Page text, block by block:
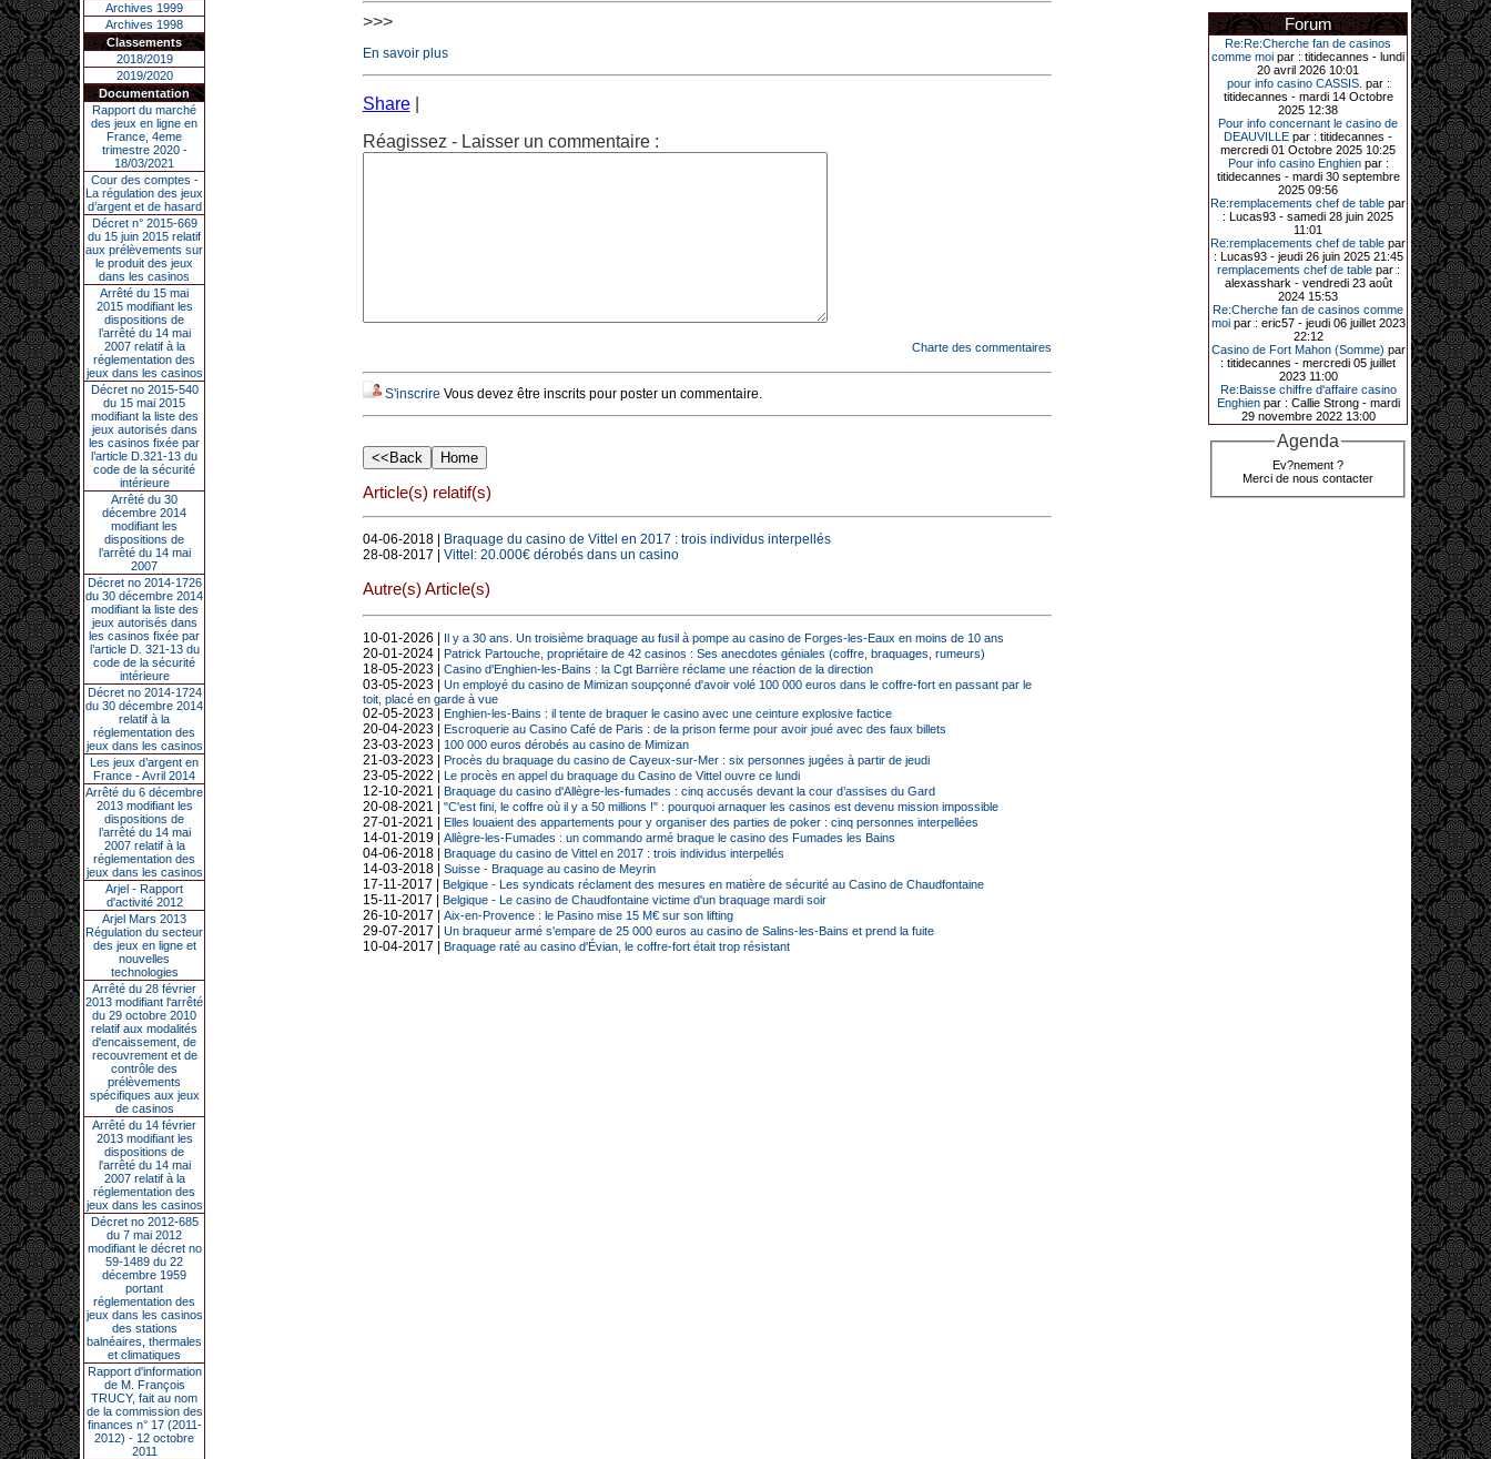
Archives 1999
Archives 1998
Classements
2018/2019
2019/2020
Documentation
Rapport du marché
des jeux en ligne en
France, 4eme
trimestre 2020 -
18/03/2021
Cour des comptes -
La régulation des jeux
d’argent et de hasard
Décret n° 2015-669
du 15 juin 2015 relatif
aux prélèvements sur
le produit des jeux
dans les casinos
Arrêté du 15 mai
2015 modifiant les
dispositions de
l’arrêté du 14 mai
2007 relatif à la
réglementation des
jeux dans les casinos
Décret no 2015-540
du 15 mai 2015
modifiant la liste des
jeux autorisés dans
les casinos fixée par
l’article D.321-13 du
code de la sécurité
intérieure
Arrêté du 30
décembre 2014
modifiant les
dispositions de
l’arrêté du 14 mai
2007
Décret no 2014-1726
du 30 décembre 2014
modifiant la liste des
jeux autorisés dans
les casinos fixée par
l’article D. 321-13 du
code de la sécurité
intérieure
Décret no 2014-1724
du 30 décembre 2014
relatif à la
réglementation des
jeux dans les casinos
Les jeux d’argent en
France - Avril 2014
Arrêté du 6 décembre
2013 modifiant les
dispositions de
l’arrêté du 14 mai
2007 relatif à la
réglementation des
jeux dans les casinos
Arjel - Rapport
d'activité 2012
Arjel Mars 2013
Régulation du secteur
des jeux en ligne et
nouvelles
technologies
Arrêté du 28 février
2013 modifiant l'arrêté
du 29 octobre 2010
relatif aux modalités
d'encaissement, de
recouvrement et de
contrôle des
prélèvements
spécifiques aux jeux
de casinos
Arrêté du 14 février
2013 modifiant les
dispositions de
l'arrêté du 14 mai
2007 relatif à la
réglementation des
jeux dans les casinos
Décret no 2012-685
du 7 mai 2012
modifiant le décret no
59-1489 du 22
décembre 1959
portant
réglementation des
jeux dans les casinos
des stations
balnéaires, thermales
et climatiques
Rapport d'information
de M. François
TRUCY, fait au nom
de la commission des
finances n° 17 (2011-
2012) - 12 octobre
2011
>>>
En savoir plus
Share
Réagissez - Laisser un commentaire :
Charte des commentaires
S'inscrire Vous devez être inscrits pour poster un commentaire.
Article(s) relatif(s)
04-06-2018 | Braquage du casino de Vittel en 2017 : trois individus interpellés
28-08-2017 | Vittel: 20.000€ dérobés dans un casino
Autre(s) Article(s)
10-01-2026 | Il y a 30 ans. Un troisième braquage au fusil à pompe au casino de Forges-les-Eaux en moins de 10 ans
20-01-2024 | Patrick Partouche, propriétaire de 42 casinos : Ses anecdotes géniales (coffre, braquages, rumeurs)
18-05-2023 | Casino d'Enghien-les-Bains : la Cgt Barrière réclame une réaction de la direction
03-05-2023 | Un employé du casino de Mimizan soupçonné d'avoir volé 100 000 euros dans le coffre-fort en passant par le
toit, placé en garde à vue
02-05-2023 | Enghien-les-Bains : il tente de braquer le casino avec une ceinture explosive factice
20-04-2023 | Escroquerie au Casino Café de Paris : de la prison ferme pour avoir joué avec des faux billets
23-03-2023 | 100 000 euros dérobés au casino de Mimizan
21-03-2023 | Procès du braquage du casino de Cayeux-sur-Mer : six personnes jugées à partir de jeudi
23-05-2022 | Le procès en appel du braquage du Casino de Vittel ouvre ce lundi
12-10-2021 | Braquage du casino d'Allègre-les-fumades : cinq accusés devant la cour d’assises du Gard
20-08-2021 | "C'est fini, le coffre où il y a 50 millions !" : pourquoi arnaquer les casinos est devenu mission impossible
27-01-2021 | Elles louaient des appartements pour y organiser des parties de poker : cinq personnes interpellées
14-01-2019 | Allègre-les-Fumades : un commando armé braque le casino des Fumades les Bains
04-06-2018 | Braquage du casino de Vittel en 2017 : trois individus interpellés
14-03-2018 | Suisse - Braquage au casino de Meyrin
17-11-2017 | Belgique - Les syndicats réclament des mesures en matière de sécurité au Casino de Chaudfontaine
15-11-2017 | Belgique - Le casino de Chaudfontaine victime d'un braquage mardi soir
26-10-2017 | Aix-en-Provence : le Pasino mise 15 M€ sur son lifting
29-07-2017 | Un braqueur armé s'empare de 25 000 euros au casino de Salins-les-Bains et prend la fuite
10-04-2017 | Braquage raté au casino d'Évian, le coffre-fort était trop résistant
une machine à sous pour une mise
initiale de 5,28 €. Puis quelques
jours plus tard, le vendredi 27 mars,
un joueur a décroché 12 086 euros
sur une autre machine à sous.
Enfin, troisième et dernier jackpot,
record cette fois-ci, le samedi 28
mars dernier. Quelque 111 322
euros ont été remportés sur la table
d’Ultimate Texas Hold’em Poker,
grâce à une mise de 5 euros sur la
case bonus et une quinte flush
royale. Ces gains ont été annoncés
dans un communiqué diffusé par le
casino ce lundi 30 mars en soirée.
11-01-2026|
Dimanche 11 janvier, en soirée, une
cliente retraitée de 78 ans, habitant
Trémuson, a eu l’énorme surprise
de décrocher un méga jackpot.
Elle n’a misé que 88 centimes sur
une machine à sous et a remporté
4_ 239 €?!
10-01-2026|
Au « Kasino » de Fréhel, une
vacancière a décroché le jackpot
Forum
Re:Re:Cherche fan de casinos
comme moi par : titidecannes - lundi
20 avril 2026 10:01
pour info casino CASSIS. par :
titidecannes - mardi 14 Octobre
2025 12:38
Pour info concernant le casino de
DEAUVILLE par : titidecannes -
mercredi 01 Octobre 2025 10:25
Pour info casino Enghienpar :
titidecannes - mardi 30 septembre
2025 09:56
Re:remplacements chef de table par
: Lucas93 - samedi 28 juin 2025
11:01
Re:remplacements chef de table par
: Lucas93 - jeudi 26 juin 2025 21:45
remplacements chef de tablepar :
alexasshark - vendredi 23 août
2024 15:53
Re:Cherche fan de casinos comme
moipar : eric57 - jeudi 06 juillet 2023
22:12
Casino de Fort Mahon (Somme) par
: titidecannes - mercredi 05 juillet
2023 11:00
Re:Baisse chiffre d'affaire casino
Enghienpar : Callie Strong - mardi
29 novembre 2022 13:00
Agenda
Ev?nement ?
Merci de nous contacter